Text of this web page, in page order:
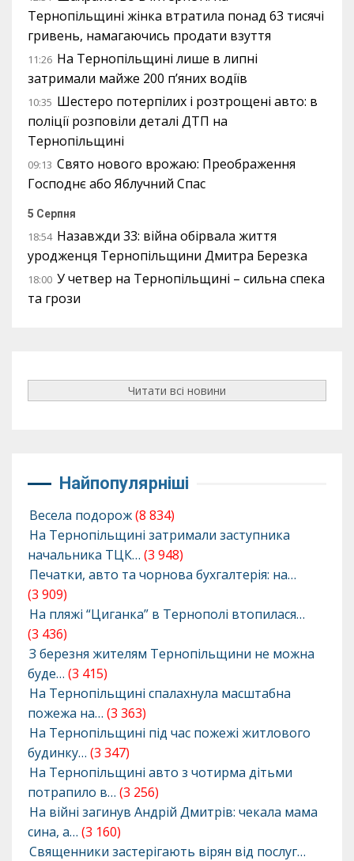
Тернопільщині жінка втратила понад 63 тисячі
гривень, намагаючись продати взуття
11:26 На Тернопільщині лише в липні
затримали майже 200 п’яних водіїв
10:35 Шестеро потерпілих і розтрощені авто: в
поліції розповіли деталі ДТП на
Тернопільщині
09:13 Свято нового врожаю: Преображення
Господнє або Яблучний Спас
5 Серпня
18:54 Назавжди 33: війна обірвала життя
уродженця Тернопільщини Дмитра Березка
18:00 У четвер на Тернопільщині – сильна спека
та грози
Читати всі новини
Найпопулярніші
Весела подорож(8 834)
На Тернопільщині затримали заступника
начальника ТЦК… (3 948)
Печатки, авто та чорнова бухгалтерія: на…
(3 909)
На пляжі “Циганка” в Тернополі втопилася…
(3 436)
З березня жителям Тернопільщини не можна
буде… (3 415)
На Тернопільщині спалахнула масштабна
пожежа на… (3 363)
На Тернопільщині під час пожежі житлового
будинку… (3 347)
На Тернопільщині авто з чотирма дітьми
потрапило в… (3 256)
На війні загинув Андрій Дмитрів: чекала мама
сина, а… (3 160)
Священники застерігають вірян від послуг…